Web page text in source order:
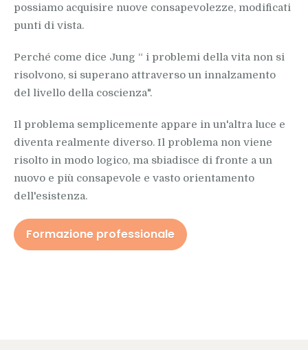
possiamo acquisire nuove consapevolezze, modificati
punti di vista.
Perché come dice Jung “ i problemi della vita non si
risolvono, si superano attraverso un innalzamento
del livello della coscienza".
Il problema semplicemente appare in un'altra luce e
diventa realmente diverso. Il problema non viene
risolto in modo logico, ma sbiadisce di fronte a un
nuovo e più consapevole e vasto orientamento
dell'esistenza.
Formazione professionale